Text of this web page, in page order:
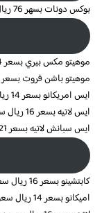
بوكس دونات بسهر 76 ريال سعودي
موهيتو مكس بيري بسعر 24 ريال سعودي، وتحتوي على 170 سعرة حرارية
موهيتو باشن فروت بسعر 24 ريال سعودي، وتحتوي على 170 سعرة حرارية
ايس امريكانو بسعر 14 ريال سعودي، وتحتوي على 15 سعرة حرارية
ايس لاتيه بسعر 16 ريال سعودي، وتحتوي على 90 سعرة حرارية
ايس سبانش لاتيه بسعر 21 ريال سعودي، وتحتوي على 160 سعرة حرارية
كابتشينو بسعر 16 ريال سعودي، وتحتوي على 80 سعرة حرارية
اميكانو بسعر 14 ريال سعودي، وتحتوي على 13 سعرة حرارية